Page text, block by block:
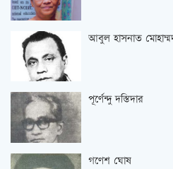
আবুল হাসনাত
পূর্ণেন্দু দস্তিদার
গণেশ ঘোষ